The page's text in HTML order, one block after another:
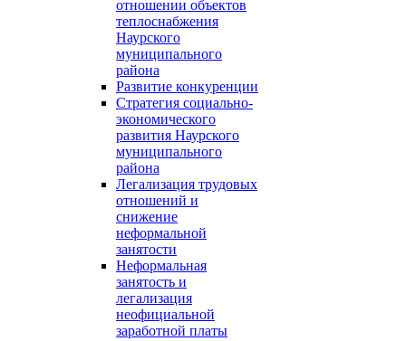
отношении объектов
теплоснабжения
Наурского
муниципального
района
Развитие конкуренции
Стратегия социально-
экономического
развития Наурского
муниципального
района
Легализация трудовых
отношений и
снижение
неформальной
занятости
Неформальная
занятость и
легализация
неофициальной
заработной платы